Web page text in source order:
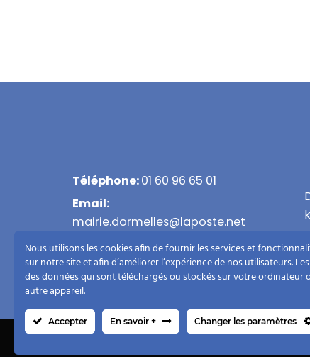
Téléphone:01 60 96 65 01
Email:
mairie.dormelles@laposte.net
Adresse :14 rue de la Mairie - 77130
DORMELLES
Nous utilisons les cookies afin de fournir les services et
sur notre site et afin d’améliorer l’expérience de nos utilisateurs.
des données qui sont téléchargés ou stockés sur votre ordinateur
autre appareil.
Accepter En savoir + Changer les paramètres